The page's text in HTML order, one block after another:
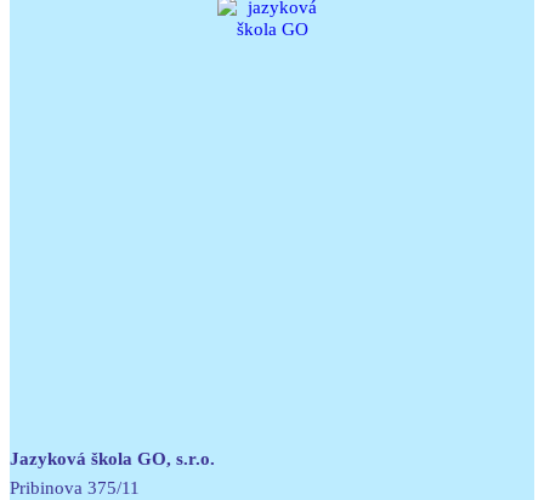
Jazyková škola GO, s.r.o.
Pribinova 375/11